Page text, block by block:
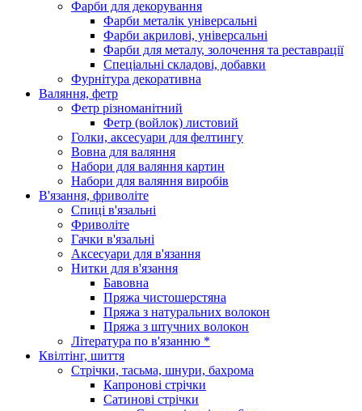
Фарби для декорування
Фарби металік універсальні
Фарби акрилові, універсальні
Фарби для металу, золочення та реставрації
Спеціальні складові, добавки
Фурнітура декоративна
Валяння, фетр
Фетр різноманітний
Фетр (войлок) листовий
Голки, аксесуари для фелтингу
Вовна для валяння
Набори для валяння картин
Набори для валяння виробів
В'язання, фриволіте
Спиці в'язальні
Фриволіте
Гачки в'язальні
Аксесуари для в'язання
Нитки для в'язання
Бавовна
Пряжа чистошерстяна
Пряжа з натуральних волокон
Пряжа з штучних волокон
Література по в'язанню *
Квілтінг, шиття
Стрічки, тасьма, шнури, бахрома
Капронові стрічки
Сатинові стрічки